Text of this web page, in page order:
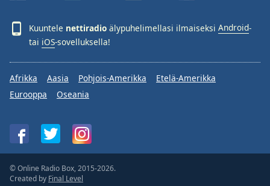
Kuuntele nettiradio älypuhelimellasi ilmaiseksi Android-
tai iOS-sovelluksella!
Afrikka Aasia Pohjois-Amerikka
Etelä-Amerikka
Eurooppa
Oseania
© Online Radio Box, 2015-2026.
Created by Final Level